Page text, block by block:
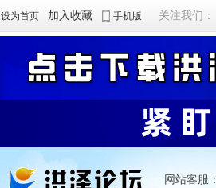
设为首页 加入收藏 手机版 关注我们：
网站客服：